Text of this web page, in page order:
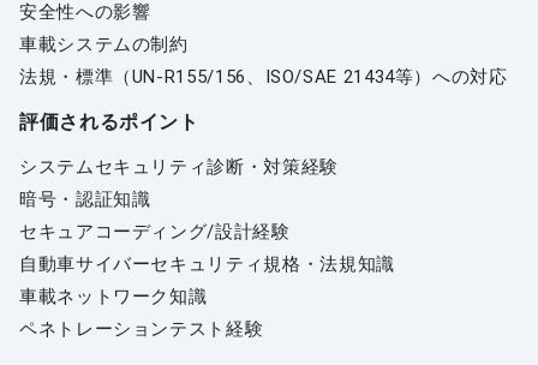
安全性への影響
車載システムの制約
法規・標準（UN-R155/156、ISO/SAE 21434等）への対応
評価されるポイント
システムセキュリティ診断・対策経験
暗号・認証知識
セキュアコーディング/設計経験
自動車サイバーセキュリティ規格・法規知識
車載ネットワーク知識
ペネトレーションテスト経験